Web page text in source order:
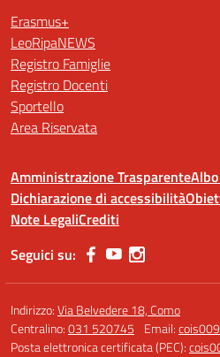
Erasmus+
LeoRipaNEWS
Registro Famiglie
Registro Docenti
Sportello
Area Riservata
Amministrazione Trasparente
Dichiarazione di accessibilità
Note LegaliCrediti
Seguici su:
Indirizzo:Via Belvedere 18, Como
Centralino:031 520745 Email:
Posta elettronica certificata (PEC):